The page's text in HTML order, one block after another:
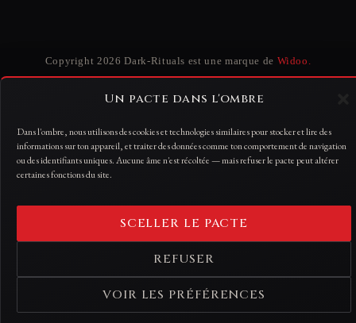
Un pacte dans l'ombre
Dans l'ombre, nous utilisons des cookies et technologies similaires pour stocker et lire des
informations sur ton appareil, et traiter des données comme ton comportement de navigation
ou des identifiants uniques. Aucune âme n'est récoltée — mais refuser le pacte peut altérer
certaines fonctions du site.
SCELLER LE PACTE
REFUSER
VOIR LES PRÉFÉRENCES
Copyright 2026 Dark-Rituals est une marque de Widoo.
Régime particulier de franchise des petites entreprises
Exonéré de TVA
GÉRER LES COOKIES
·
POLITIQUE DE CONFIDENTIALITÉ ·
CONDITIONS GÉNÉRALES